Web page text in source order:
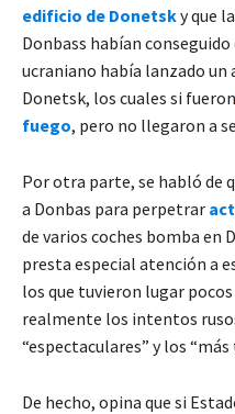
edificio de Donetsky que
Donbass habían
ucraniano había lanzado
Donetsk, los cuales si fueron
fuego, pero no llegaron a
Por otra parte, se habló de
a Donbas para perpetrar
de varios coches bomba en
presta especial atención a
los que tuvieron lugar
realmente los intentos
“espectaculares” y los “más
De hecho, opina que si